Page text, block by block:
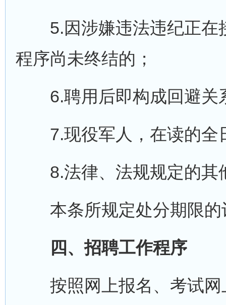
5.因涉嫌违法违纪正在
程序尚未终结的；
6.聘用后即构成回避关
7.现役军人，在读的全
8.法律、法规规定的其
本条所规定处分期限的
四、招聘工作程序
按照网上报名、考试网